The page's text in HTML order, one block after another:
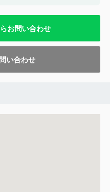
お問い合わせ
い合わせ